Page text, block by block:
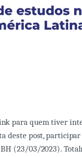
para quem tiver
deste post,
(23/03/2023).